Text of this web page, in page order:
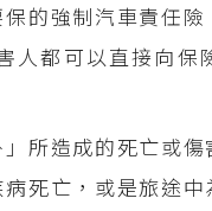
的強制汽車責任
人都可以直接向保
所造成的死亡或
死亡，或是旅途